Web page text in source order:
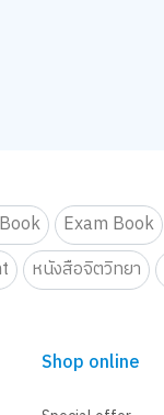
Exam Book
หนังสือจิตวิทยา
Shop online